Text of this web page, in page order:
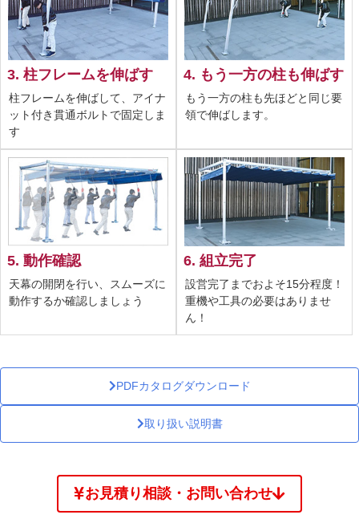
3. 柱フレームを伸ばす
柱フレームを伸ばして、アイナ
ット付き貫通ボルトで固定しま
す
4. もう一方の柱も伸ばす
もう一方の柱も先ほどと同じ要
領で伸ばします。
5. 動作確認
天幕の開閉を行い、スムーズに
動作するか確認しましょう
6. 組立完了
設営完了までおよそ15分程度！
重機や工具の必要はありませ
ん！
PDFカタログダウンロード
取り扱い説明書
お見積り相談・お問い合わせ